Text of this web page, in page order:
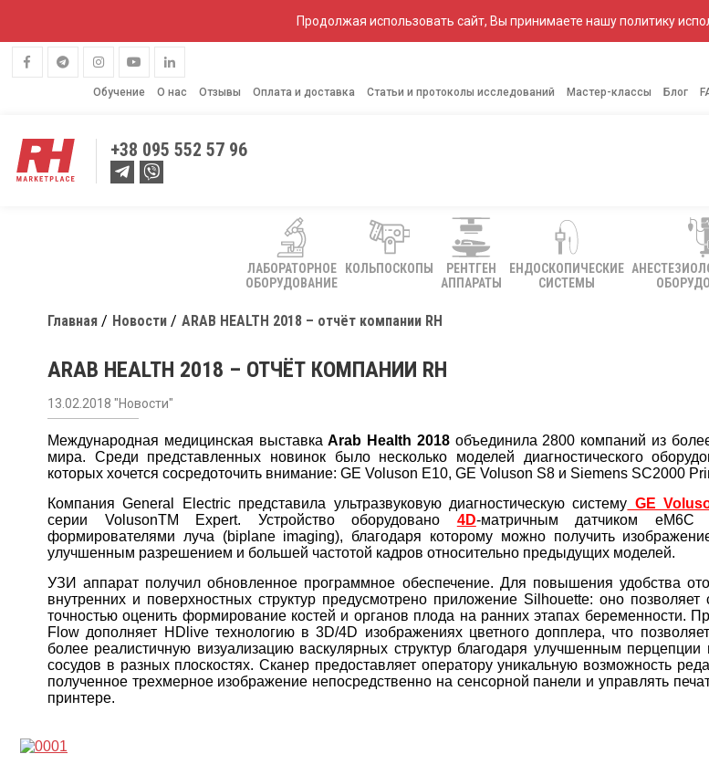
Продолжая использовать сайт, Вы принимаете нашу политику
Обучение О нас Отзывы Оплата и доставка Статьи и протоколы исследований Мастер-классы Блог
+38 095 552 57 96
ЛАБОРАТОРНОЕ
ОБОРУДОВАНИЕ
КОЛЬПОСКОПЫ
РЕНТГЕН
АППАРАТЫ
ЕНДОСКОПИЧЕСКИЕ
СИСТЕМЫ
Главная Новости ARAB HEALTH 2018 – отчёт компании RH
ARAB HEALTH 2018 – ОТЧЁТ КОМПАНИИ RH
13.02.2018 "Новости"
Международная медицинская выставкаArab Health 2018объединила 2800 компаний из
мира. Среди представленных новинок было несколько моделей диагностического
которых хочется сосредоточить внимание: GE Voluson E10, GE Voluson S8 и Siemens SC2000
Компания General Electric представила ультразвуковую диагностическую систему GE
серии VolusonTM Expert. Устройство оборудовано 4D-матричным датчиком
формирователями луча (biplane imaging), благодаря которому можно получить
улучшенным разрешением и большей частотой кадров относительно предыдущих моделей.
УЗИ аппарат получил обновленное программное обеспечение. Для повышения удобства
внутренних и поверхностных структур предусмотрено приложение Silhouette: оно позволяет
точностью оценить формирование костей и органов плода на ранних этапах беременности.
Flow дополняет HDlive технологию в 3D/4D изображениях цветного допплера, что
более реалистичную визуализацию васкулярных структур благодаря улучшенным перцепции
сосудов в разных плоскостях. Сканер предоставляет оператору уникальную возможность
полученное трехмерное изображение непосредственно на сенсорной панели и управлять
принтере.